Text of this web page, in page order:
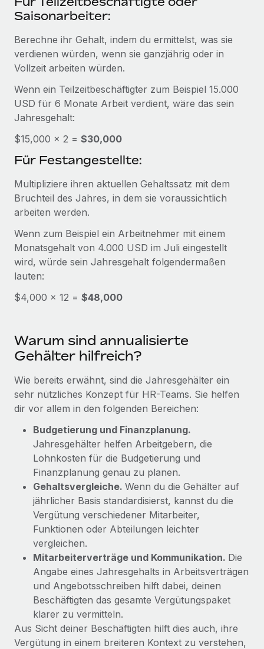
Geräteverwaltung
Geräten
Gründung von Niederlassungen
Schnelle, rechtssichere Gründung von
Niederlassungen
Mobilität und Relocation
Mühelose Relocation von Mitarbeiter:innen
Benefits
Mühelose Verwaltung von Benefits
Open-Source-Infrastrukturen. Das...
Strategische Partnerschaft zwischen
Reverse Tech und Remote für Contractor
Management und Payroll
Reverse Tech auf einen Blick Das Gesundheits- und
Globale Payroll
Contractor Management
Den Blog erkunden
BLOG
Gusto und Zero und Contractor Management
Plus
Auch im neuen Jahr wollen wir bei Remote Unternehmen
aller Größen dabei unterstützen, die beste...
Mehr erfahren
Wie Phiture 55 Mitarbeiter:innen in 19 Ländern
mit Remote verwaltet
Wachstumsberatung für mobile Apps. Das...
Mehr erfahren
Saisonarbeiter:
Berechne ihr Gehalt, indem du ermittelst, was sie
verdienen würden, wenn sie ganzjährig oder in
Vollzeit arbeiten würden.
Wenn ein Teilzeitbeschäftigter zum Beispiel 15.000
USD für 6 Monate Arbeit verdient, wäre das sein
Jahresgehalt:
$15,000 × 2 = $30,000
Für Festangestellte:
Multipliziere ihren aktuellen Gehaltssatz mit dem
Bruchteil des Jahres, in dem sie voraussichtlich
arbeiten werden.
Wenn zum Beispiel ein Arbeitnehmer mit einem
Monatsgehalt von 4.000 USD im Juli eingestellt
wird, würde sein Jahresgehalt folgendermaßen
lauten:
$4,000 × 12 = $48,000
Warum sind annualisierte
Gehälter hilfreich?
Wie bereits erwähnt, sind die Jahresgehälter ein
sehr nützliches Konzept für HR-Teams. Sie helfen
dir vor allem in den folgenden Bereichen:
Budgetierung und Finanzplanung.
Jahresgehälter helfen Arbeitgebern, die
Lohnkosten für die Budgetierung und
Finanzplanung genau zu planen.
Gehaltsvergleiche. Wenn du die Gehälter auf
jährlicher Basis standardisierst, kannst du die
Vergütung verschiedener Mitarbeiter,
Funktionen oder Abteilungen leichter
vergleichen.
Mitarbeiterverträge und Kommunikation. Die
Angabe eines Jahresgehalts in Arbeitsverträgen
und Angebotsschreiben hilft dabei, deinen
Beschäftigten das gesamte Vergütungspaket
klarer zu vermitteln.
Aus Sicht deiner Beschäftigten hilft dies auch, ihre
Vergütung in einem breiteren Kontext zu verstehen,